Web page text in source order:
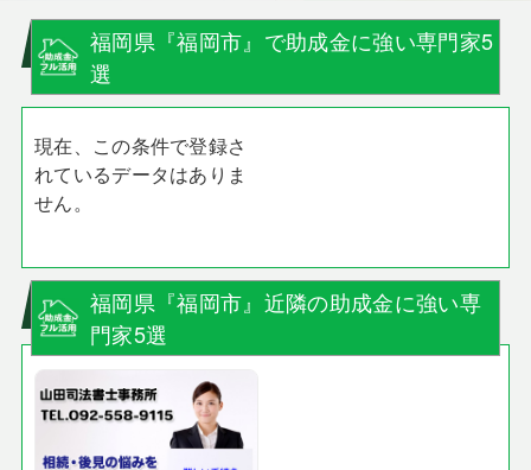
福岡県『福岡市』で助成金に強い専門家5
選
現在、この条件で登録さ
れているデータはありま
せん。
福岡県『福岡市』近隣の助成金に強い専
門家5選